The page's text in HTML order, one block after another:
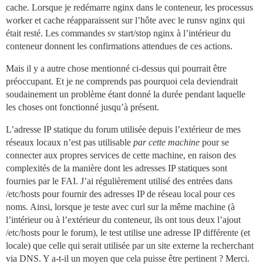
cache. Lorsque je redémarre nginx dans le conteneur, les processus
worker et cache réapparaissent sur l’hôte avec le runsv nginx qui
était resté. Les commandes sv start/stop nginx à l’intérieur du
conteneur donnent les confirmations attendues de ces actions.
Mais il y a autre chose mentionné ci-dessus qui pourrait être
préoccupant. Et je ne comprends pas pourquoi cela deviendrait
soudainement un problème étant donné la durée pendant laquelle
les choses ont fonctionné jusqu’à présent.
L’adresse IP statique du forum utilisée depuis l’extérieur de mes
réseaux locaux n’est pas utilisable par cette machine pour se
connecter aux propres services de cette machine, en raison des
complexités de la manière dont les adresses IP statiques sont
fournies par le FAI. J’ai régulièrement utilisé des entrées dans
/etc/hosts pour fournir des adresses IP de réseau local pour ces
noms. Ainsi, lorsque je teste avec curl sur la même machine (à
l’intérieur ou à l’extérieur du conteneur, ils ont tous deux l’ajout
/etc/hosts pour le forum), le test utilise une adresse IP différente (et
locale) que celle qui serait utilisée par un site externe la recherchant
via DNS. Y a-t-il un moyen que cela puisse être pertinent ? Merci.